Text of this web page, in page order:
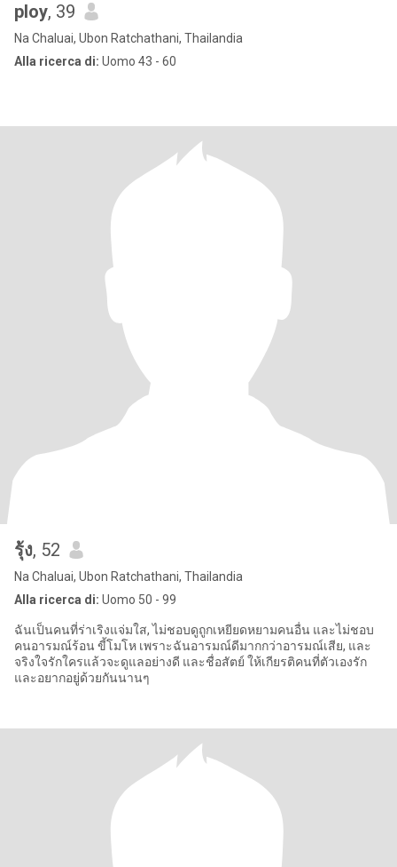
ploy, 39
Na Chaluai, Ubon Ratchathani, Thailandia
Alla ricerca di: Uomo 43 - 60
รุ้ง, 52
Na Chaluai, Ubon Ratchathani, Thailandia
Alla ricerca di: Uomo 50 - 99
ฉันเป็นคนที่ร่าเริงแจ่มใส, ไม่ชอบดูถูกเหยียดหยามคนอื่น และไม่ชอบ
คนอารมณ์ร้อน ขี้โมโห เพราะฉันอารมณ์ดีมากกว่าอารมณ์เสีย, และ
จริงใจรักใครแล้วจะดูแลอย่างดี และชื่อสัตย์ ให้เกียรติคนที่ตัวเองรัก
และอยากอยู่ด้วยกันนานๆ